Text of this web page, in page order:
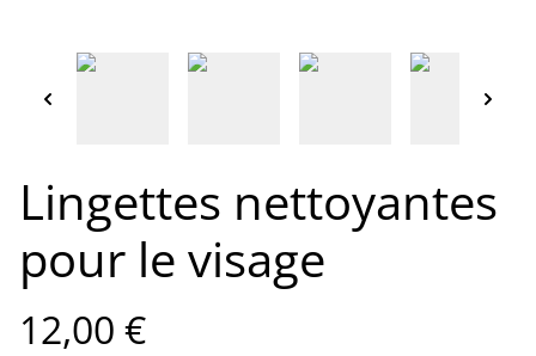
Lingettes nettoyantes
pour le visage
12,00 €